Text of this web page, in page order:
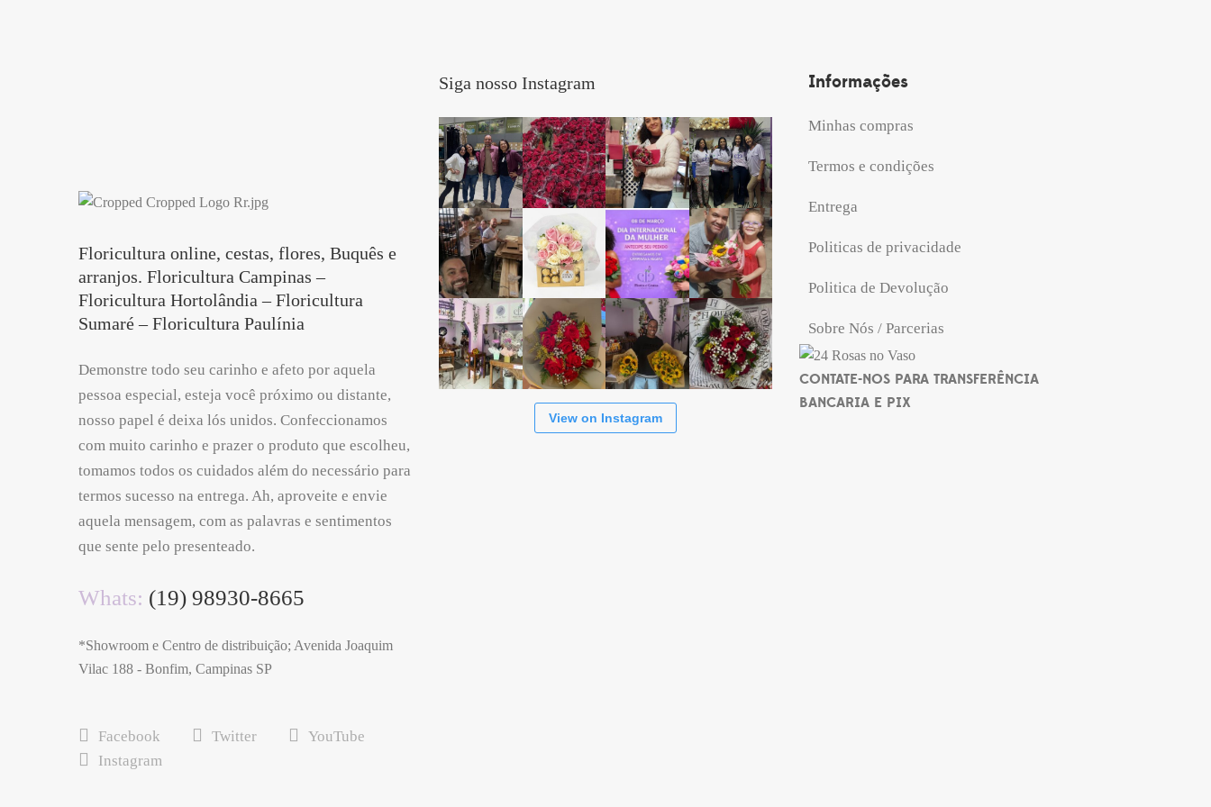
Floricultura online, cestas, flores, Buquês e
arranjos. Floricultura Campinas –
Floricultura Hortolândia – Floricultura
Sumaré – Floricultura Paulínia
Demonstre todo seu carinho e afeto por aquela
pessoa especial, esteja você próximo ou distante,
nosso papel é deixa lós unidos. Confeccionamos
com muito carinho e prazer o produto que escolheu,
tomamos todos os cuidados além do necessário para
termos sucesso na entrega. Ah, aproveite e envie
aquela mensagem, com as palavras e sentimentos
que sente pelo presenteado.
Whats: (19) 98930-8665
*Showroom e Centro de distribuição; Avenida Joaquim
Vilac 188 - Bonfim, Campinas SP
Facebook Twitter
YouTube
Instagram
Siga nosso Instagram
View on Instagram
Informações
Minhas compras
Termos e condições
Entrega
Politicas de privacidade
Politica de Devolução
Sobre Nós / Parcerias
CONTATE-NOS PARA TRANSFERÊNCIA
BANCARIA E PIX